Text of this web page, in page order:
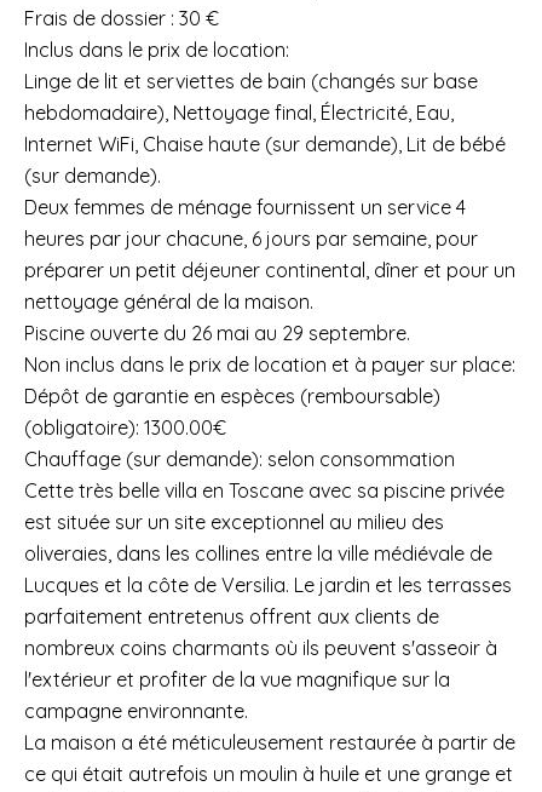
Frais de dossier : 30 €
Inclus dans le prix de location:
Linge de lit et serviettes de bain (changés sur base
hebdomadaire), Nettoyage final, Électricité, Eau,
Internet WiFi, Chaise haute (sur demande), Lit de bébé
(sur demande).
Deux femmes de ménage fournissent un service 4
heures par jour chacune, 6 jours par semaine, pour
préparer un petit déjeuner continental, dîner et pour un
nettoyage général de la maison.
Piscine ouverte du 26 mai au 29 septembre.
Non inclus dans le prix de location et à payer sur place:
Dépôt de garantie en espèces (remboursable)
(obligatoire): 1300.00€
Chauffage (sur demande): selon consommation
Cette très belle villa en Toscane avec sa piscine privée
est située sur un site exceptionnel au milieu des
oliveraies, dans les collines entre la ville médiévale de
Lucques et la côte de Versilia. Le jardin et les terrasses
parfaitement entretenus offrent aux clients de
nombreux coins charmants où ils peuvent s'asseoir à
l'extérieur et profiter de la vue magnifique sur la
campagne environnante.
La maison a été méticuleusement restaurée à partir de
ce qui était autrefois un moulin à huile et une grange et